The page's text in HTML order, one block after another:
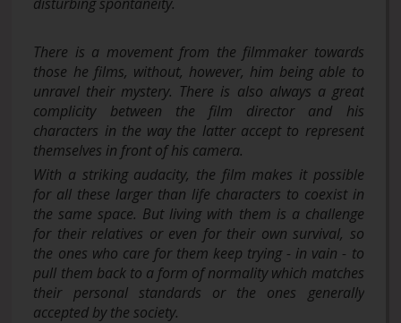
There is a movement from the filmmaker towards
those he films, without, however, him being able to
unravel their mystery. There is also always a great
complicity between the film director and his
characters in the way the latter accept to represent
themselves in front of his camera.
With a striking audacity, the film makes it possible
for all these larger than life characters to coexist in
the same space. But living with them is a challenge
for their relatives or even for their own survival, so
the ones who care for them keep trying - in vain - to
pull them back to a form of normality which matches
their personal standards or the ones generally
accepted by the society.